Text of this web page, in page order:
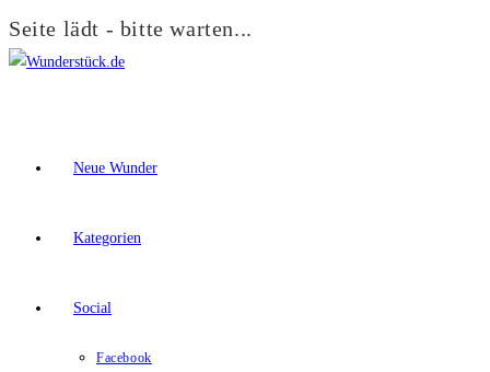
Seite lädt - bitte warten...
Zum
Neue Wunder
Kategorien
Social
Facebook